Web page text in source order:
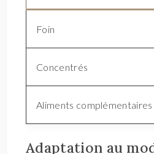
Foin
Concentrés
Aliments complémentaires
Adaptation au